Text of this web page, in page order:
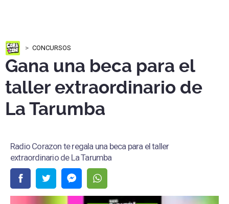
CONCURSOS
Gana una beca para el
taller extraordinario de
La Tarumba
Radio Corazon te regala una beca para el taller
extraordinario de La Tarumba